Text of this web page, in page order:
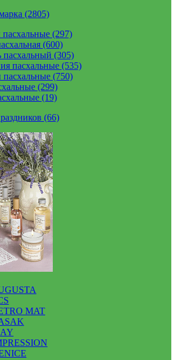
(2805)
(297)
(600)
пасхальный (305)
пасхальные (535)
(750)
(299)
(19)
(66)
MAT